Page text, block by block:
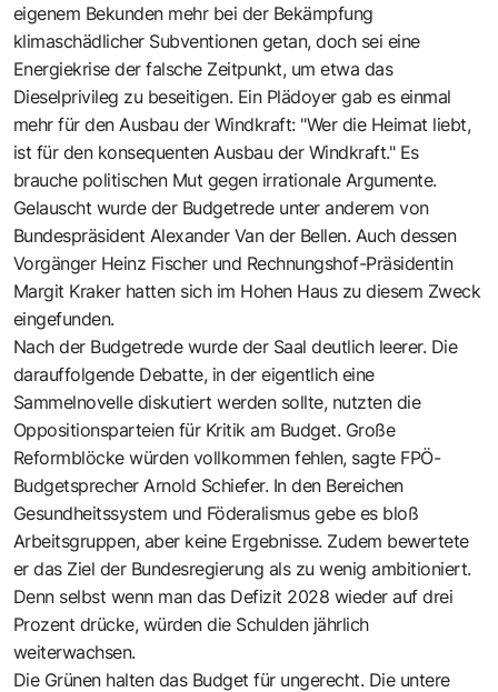
eigenem Bekunden mehr bei der Bekämpfung
klimaschädlicher Subventionen getan, doch sei eine
Energiekrise der falsche Zeitpunkt, um etwa das
Dieselprivileg zu beseitigen. Ein Plädoyer gab es einmal
mehr für den Ausbau der Windkraft: "Wer die Heimat liebt,
ist für den konsequenten Ausbau der Windkraft." Es
brauche politischen Mut gegen irrationale Argumente.
Gelauscht wurde der Budgetrede unter anderem von
Bundespräsident Alexander Van der Bellen. Auch dessen
Vorgänger Heinz Fischer und Rechnungshof-Präsidentin
Margit Kraker hatten sich im Hohen Haus zu diesem Zweck
eingefunden.
Nach der Budgetrede wurde der Saal deutlich leerer. Die
darauffolgende Debatte, in der eigentlich eine
Sammelnovelle diskutiert werden sollte, nutzten die
Oppositionsparteien für Kritik am Budget. Große
Reformblöcke würden vollkommen fehlen, sagte FPÖ-
Budgetsprecher Arnold Schiefer. In den Bereichen
Gesundheitssystem und Föderalismus gebe es bloß
Arbeitsgruppen, aber keine Ergebnisse. Zudem bewertete
er das Ziel der Bundesregierung als zu wenig ambitioniert.
Denn selbst wenn man das Defizit 2028 wieder auf drei
Prozent drücke, würden die Schulden jährlich
weiterwachsen.
Die Grünen halten das Budget für ungerecht. Die untere